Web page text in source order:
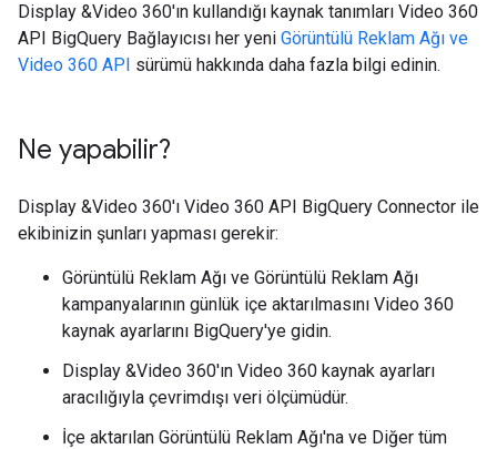
Display &Video 360'ın kullandığı kaynak tanımları Video 360
API BigQuery Bağlayıcısı her yeni Görüntülü Reklam Ağı ve
Video 360 API sürümü hakkında daha fazla bilgi edinin.
Ne yapabilir?
Display &Video 360'ı Video 360 API BigQuery Connector ile
ekibinizin şunları yapması gerekir:
Görüntülü Reklam Ağı ve Görüntülü Reklam Ağı
kampanyalarının günlük içe aktarılmasını Video 360
kaynak ayarlarını BigQuery'ye gidin.
Display &Video 360'ın Video 360 kaynak ayarları
aracılığıyla çevrimdışı veri ölçümüdür.
İçe aktarılan Görüntülü Reklam Ağı'na ve Diğer tüm